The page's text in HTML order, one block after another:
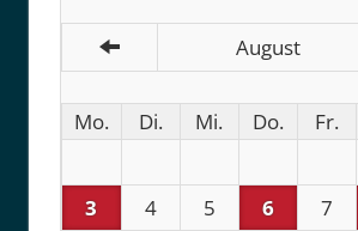
August
Mo. Di. Mi. Do. Fr.
3
4 5 6 7